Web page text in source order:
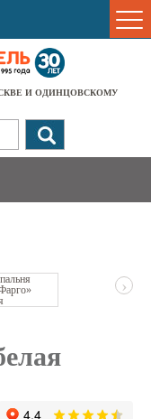
И ОДИНЦОВСКОМУ
›